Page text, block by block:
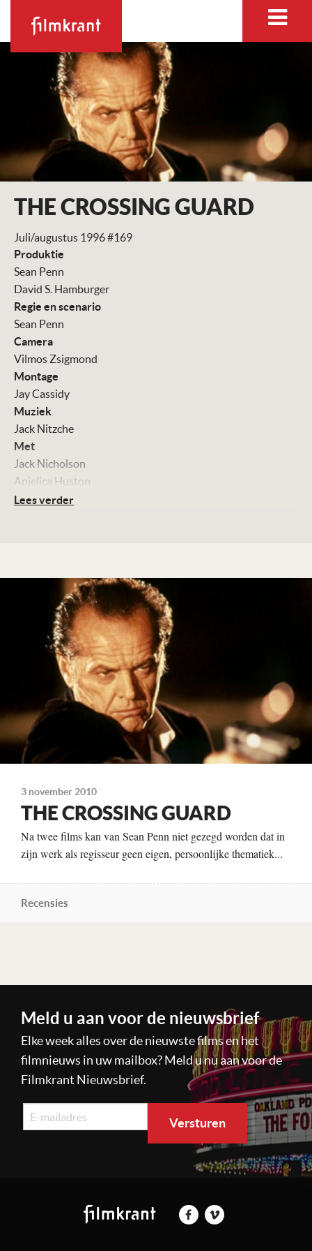
THE CROSSING GUARD
Juli/augustus 1996 #169
Produktie
Sean Penn
David S. Hamburger
Regie en scenario
Sean Penn
Camera
Vilmos Zsigmond
Montage
Jay Cassidy
Muziek
Jack Nitzche
Met
Jack Nicholson
Anjelica Huston
David Morse
Concorde Film
vanaf 4 of 11 juli
Lees verder
3 november 2010
THE CROSSING GUARD
Na twee films kan van Sean Penn niet gezegd worden dat in
zijn werk als regisseur geen eigen, persoonlijke thematiek...
Recensies
Meld u aan voor de nieuwsbrief
Elke week alles over de nieuwste films en het
filmnieuws in uw mailbox? Meld u nu aan voor de
Filmkrant Nieuwsbrief.